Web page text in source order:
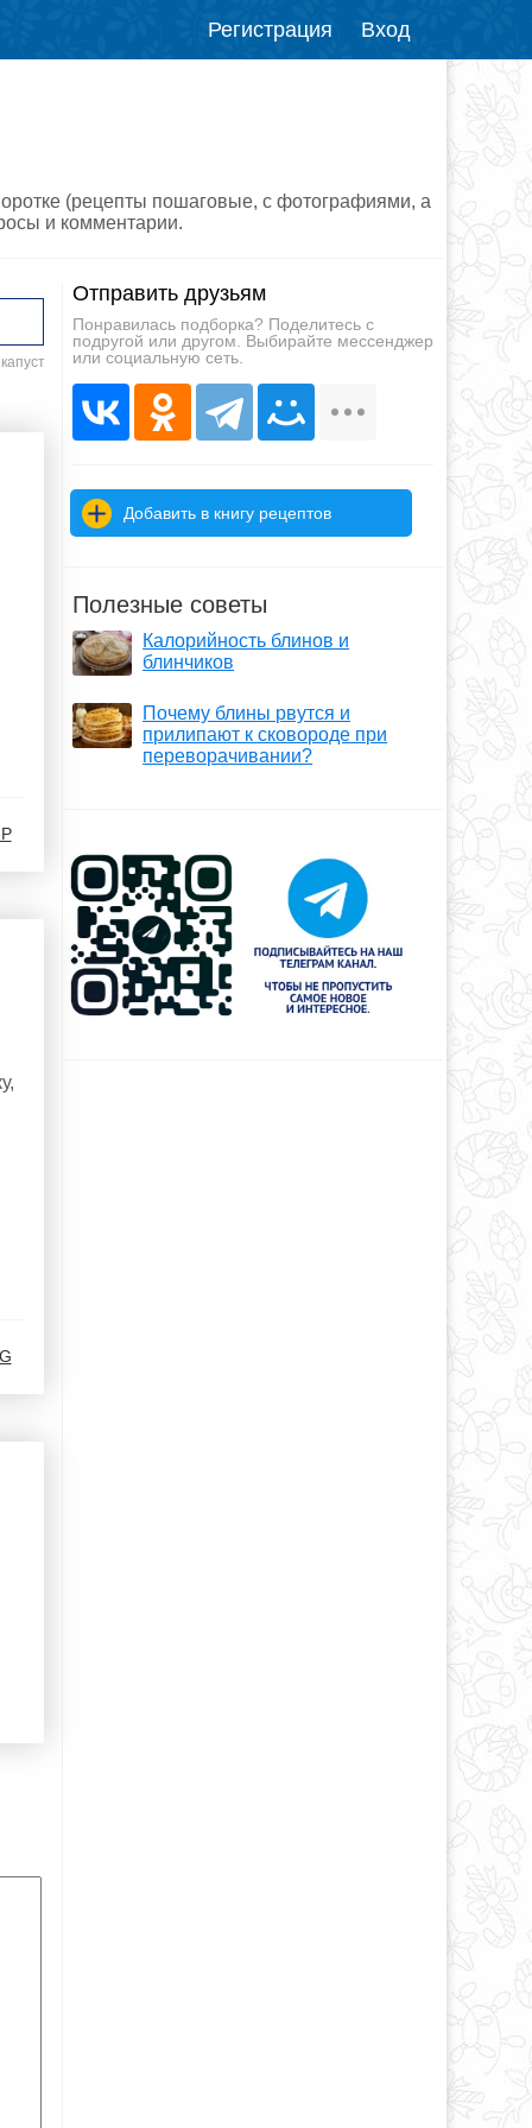
Регистрация Вход
(рецепты пошаговые, с фотографиями, а
и комментарии.
Отправить друзьям
Понравилась подборка? Поделитесь с
подругой или другом. Выбирайте мессенджер
или социальную сеть.
Добавить в книгу рецептов
Полезные советы
Калорийность блинов и
блинчиков
Почему блины рвутся и
прилипают к сковороде при
переворачивании?